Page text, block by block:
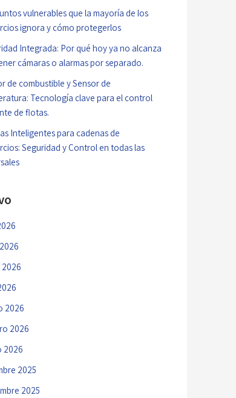
vulnerables que la mayoría de los
ignora y cómo protegerlos
Integrada: Por qué hoy ya no alcanza
cámaras o alarmas por separado.
de combustible y Sensor de
Tecnología clave para el control
de flotas.
Inteligentes para cadenas de
Seguridad y Control en todas las
2026
2026
2026
2025
2025